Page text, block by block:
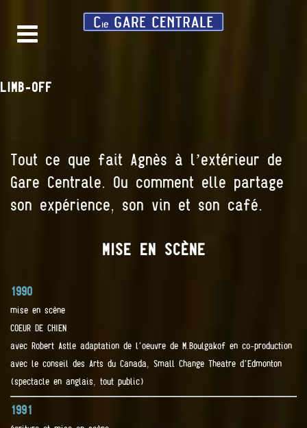
LIMB-OFF
Tout ce que fait Agnès à l’extérieur de
Gare Centrale. Ou comment elle partage
son expérience, son vin et son café.
MISE EN SCÈNE
1990
mise en scène
COEUR DE CHIEN
avec Robert Astle adaptation de l’oeuvre de M.Boulgakof en co-production
avec le conseil des Arts du Canada, Small Change Theatre d’Edmonton
(spectacle en anglais, tout public)
1991